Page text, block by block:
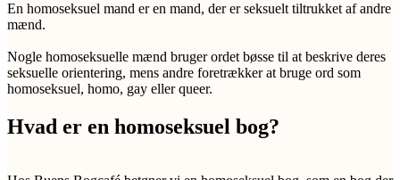
En homoseksuel mand er en mand, der er seksuelt tiltrukket af andre
mænd.
Nogle homoseksuelle mænd bruger ordet bøsse til at beskrive deres
seksuelle orientering, mens andre foretrækker at bruge ord som
homoseksuel, homo, gay eller queer.
Hvad er en homoseksuel bog?